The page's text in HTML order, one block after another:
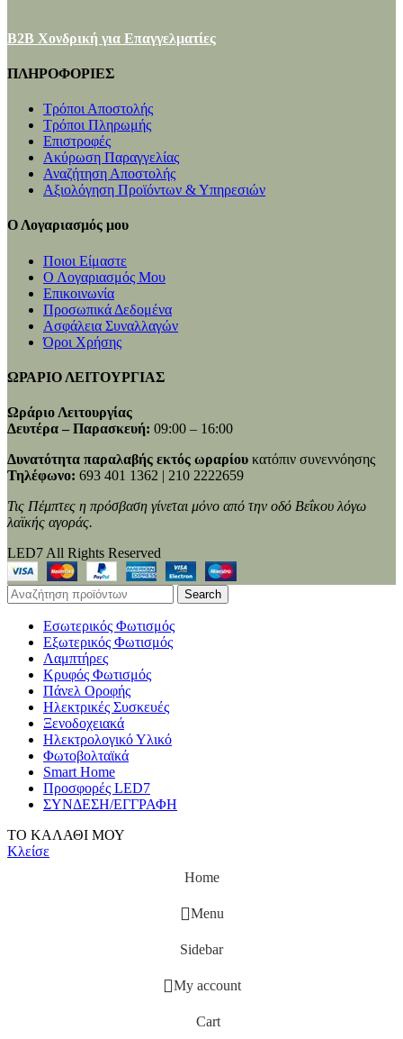
B2B Χονδρική για Επαγγελματίες
ΠΛΗΡΟΦΟΡΙΕΣ
Τρόποι Αποστολής
Τρόποι Πληρωμής
Επιστροφές
Ακύρωση Παραγγελίας
Αναζήτηση Αποστολής
Αξιολόγηση Προϊόντων & Υπηρεσιών
Ο Λογαριασμός μου
Ποιοι Είμαστε
Ο Λογαριασμός Μου
Επικοινωνία
Προσωπικά Δεδομένα
Ασφάλεια Συναλλαγών
Όροι Χρήσης
ΩΡΑΡΙΟ ΛΕΙΤΟΥΡΓΙΑΣ
Ωράριο Λειτουργίας
Δευτέρα – Παρασκευή: 09:00 – 16:00
Δυνατότητα παραλαβής εκτός ωραρίου κατόπιν συνεννόησης
Τηλέφωνο: 693 401 1362 | 210 2222659
Τις Πέμπτες η πρόσβαση γίνεται μόνο από την οδό Βεΐκου λόγω
λαϊκής αγοράς.
LED7 All Rights Reserved
Search
Εσωτερικός Φωτισμός
Εξωτερικός Φωτισμός
Λαμπτήρες
Κρυφός Φωτισμός
Πάνελ Οροφής
Ηλεκτρικές Συσκευές
Ξενοδοχειακά
Ηλεκτρολογικό Υλικό
Φωτοβολταϊκά
Smart Home
Προσφορές LED7
ΣΥΝΔΕΣΗ/ΕΓΓΡΑΦΗ
ΤΟ ΚΑΛΑΘΙ ΜΟΥ
Κλείσε
Home
Menu
Sidebar
My account
Cart